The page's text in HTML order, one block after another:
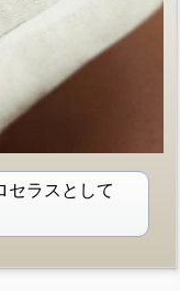
セラスとして